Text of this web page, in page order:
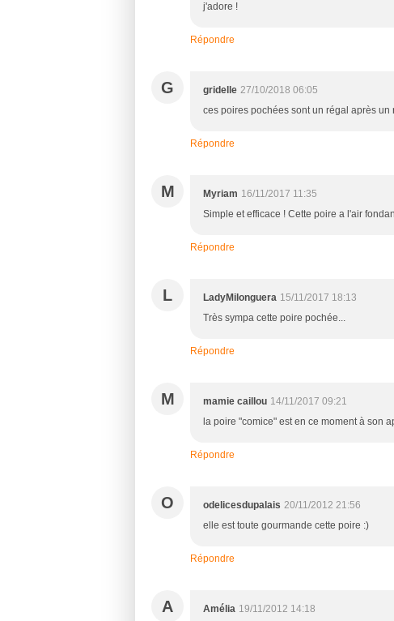
j'adore !
Répondre
G gridelle 27/10/2018 06:05
ces poires pochées sont un régal après un
Répondre
M Myriam 16/11/2017 11:35
Simple et efficace ! Cette poire a l'air
Répondre
L LadyMilonguera 15/11/2017 18:13
Très sympa cette poire pochée...
Répondre
M mamie caillou 14/11/2017 09:21
la poire "comice" est en ce moment à son
Répondre
O odelicesdupalais 20/11/2012 21:56
elle est toute gourmande cette poire :)
Répondre
A Amélia 19/11/2012 14:18